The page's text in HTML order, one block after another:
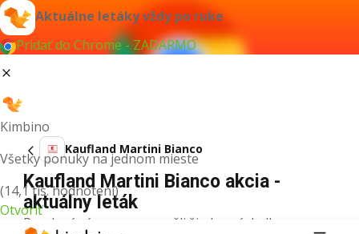
Aktuálne letáky vždy po ruke
Pridať do Chrome - ZADARMO
Kimbino
Všetky ponuky na jednom mieste
(14,1 tis. hodnotení)
Otvoriť
Kaufland Martini Bianco
Kaufland Martini Bianco akcia -
aktuálny leták
Pre daný výraz sme nenašli žiadne výsledky.